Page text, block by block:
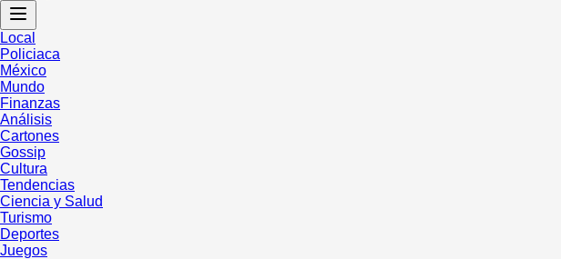
Local
Policiaca
México
Mundo
Finanzas
Análisis
Cartones
Gossip
Cultura
Tendencias
Ciencia y Salud
Turismo
Deportes
Juegos